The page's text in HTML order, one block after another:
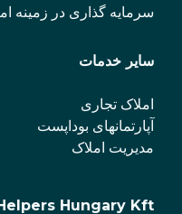
سرمایه گذاری در زمینه
سایر خدمات
املاک تجاری
آپارتمانهای بوداپست
مدیریت املاک
Hungary Kft